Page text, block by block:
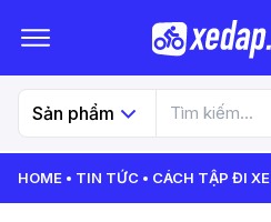
Sản phẩm
HOME TIN TỨC CÁCH TẬP ĐI XE